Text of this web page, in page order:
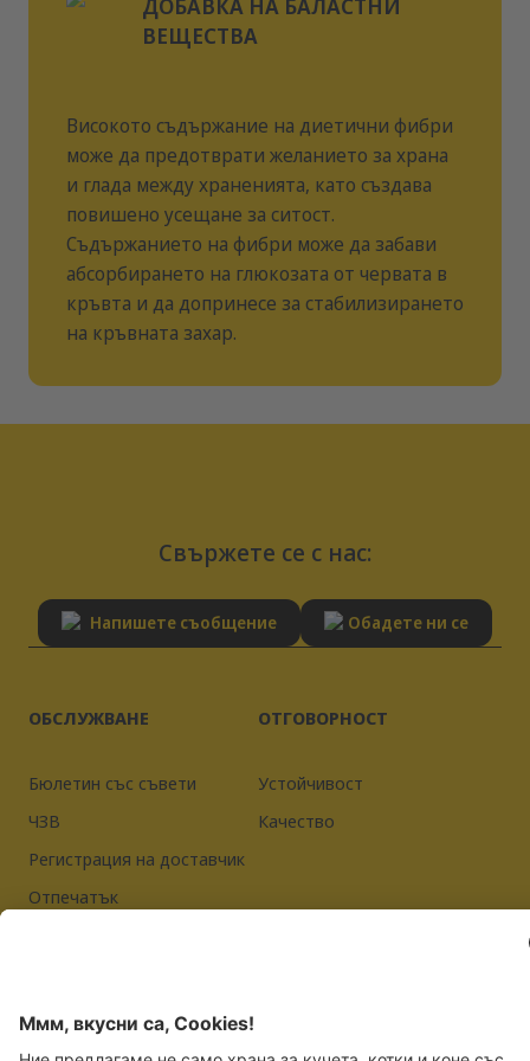
направи консултация с ветеринарен лекар. Източници
на въглехидрати: грах, ечемик, сушено цвекло.
ДОБАВКА НА БАЛАСТНИ
ВЕЩЕСТВА
Високото съдържание на диетични фибри
може да предотврати желанието за храна
и глада между храненията, като създава
повишено усещане за ситост.
Съдържанието на фибри може да забави
абсорбирането на глюкозата от червата в
кръвта и да допринесе за стабилизирането
на кръвната захар.
Свържете се с нас:
Напишете съобщение Обадете ни се
ОБСЛУЖВАНЕ
Бюлетин със съвети
ЧЗВ
Регистрация на доставчик
Отпечатък
ОТГОВОРНОСТ
Устойчивост
Качество
JOSERA PETFOOD GMBH